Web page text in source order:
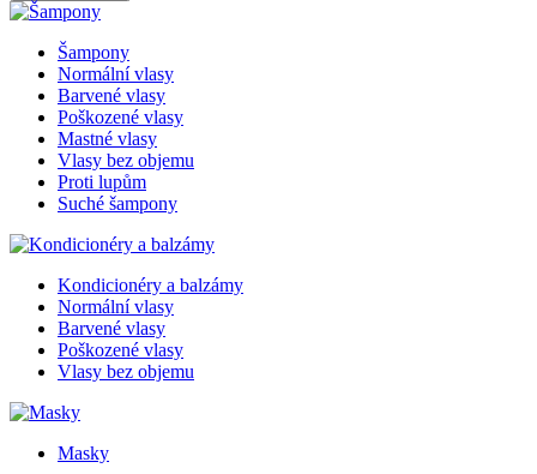
Šampony
Normální vlasy
Barvené vlasy
Poškozené vlasy
Mastné vlasy
Vlasy bez objemu
Proti lupům
Suché šampony
Kondicionéry a balzámy
Normální vlasy
Barvené vlasy
Poškozené vlasy
Vlasy bez objemu
Masky